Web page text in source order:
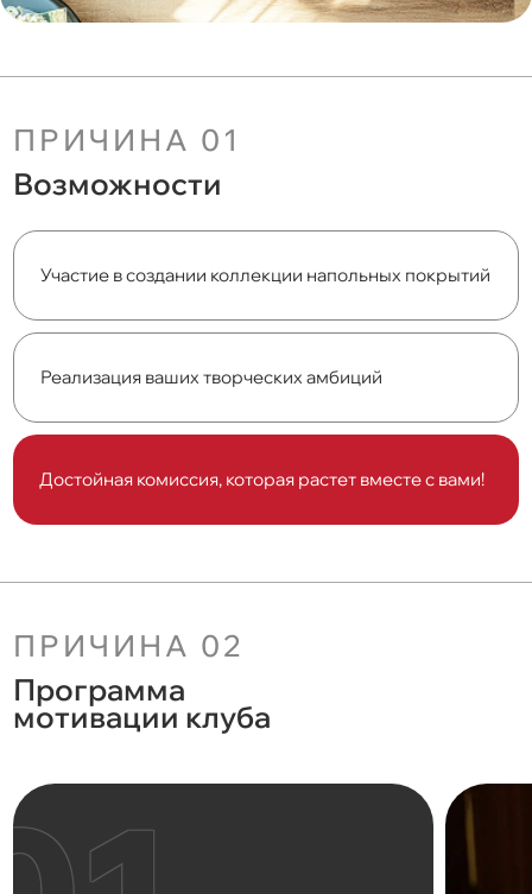
ПРИЧИНА 01
Возможности
Участие в создании коллекции напольных покрытий
Реализация ваших творческих амбиций
Достойная комиссия, которая растет вместе с вами!
ПРИЧИНА 02
Программа
мотивации клуба